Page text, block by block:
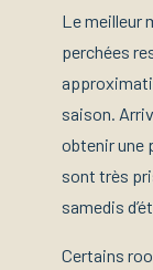
Le meilleur
perchées
saison.
obtenir une
sont très
samedis
Certains